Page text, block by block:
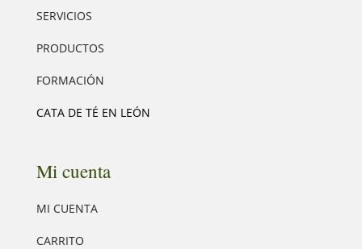
SERVICIOS
PRODUCTOS
FORMACIÓN
CATA DE TÉ EN LEÓN
Mi cuenta
MI CUENTA
CARRITO